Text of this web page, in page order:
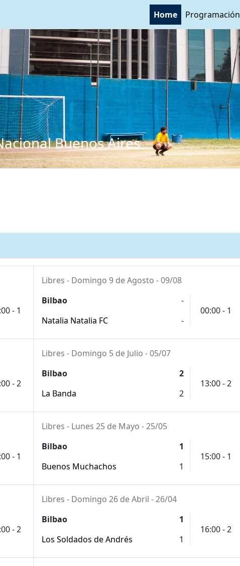
Home Programación
Buenos Aires
- 1
Libres - Domingo 9 de Agosto - 09/08
Bilbao
-
Natalia Natalia FC
-
00:00 - 1
- 2
Libres - Domingo 5 de Julio - 05/07
Bilbao
2
La Banda
2
13:00 - 2
- 1
Libres - Lunes 25 de Mayo - 25/05
Bilbao
1
Buenos Muchachos
1
15:00 - 1
- 2
Libres - Domingo 26 de Abril - 26/04
Bilbao
1
Los Soldados de Andrés
1
16:00 - 2